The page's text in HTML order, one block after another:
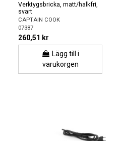
Verktygsbricka, matt/halkfri,
svart
CAPTAIN COOK
07387
260,51 kr
Lägg till i
varukorgen